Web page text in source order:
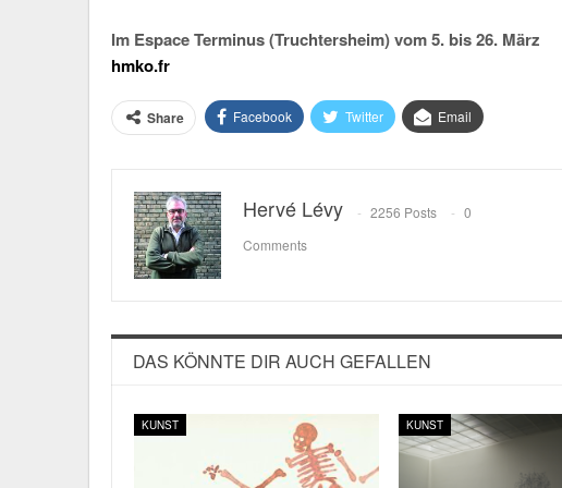
Im Espace Terminus (Truchtersheim) vom 5. bis 26. März
hmko.fr
Share Facebook Twitter Email
Hervé Lévy 2256 Posts
0
Comments
DAS KÖNNTE DIR AUCH GEFALLEN
KUNST KUNST